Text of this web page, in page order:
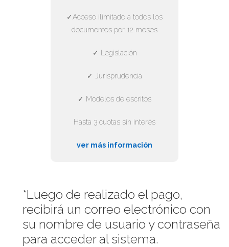
✓Acceso ilimitado a todos los
documentos por 12 meses
✓ Legislación
✓ Jurisprudencia
✓ Modelos de escritos
Hasta 3 cuotas sin interés
ver más información
*Luego de realizado el pago,
recibirá un correo electrónico con
su nombre de usuario y contraseña
para acceder al sistema.